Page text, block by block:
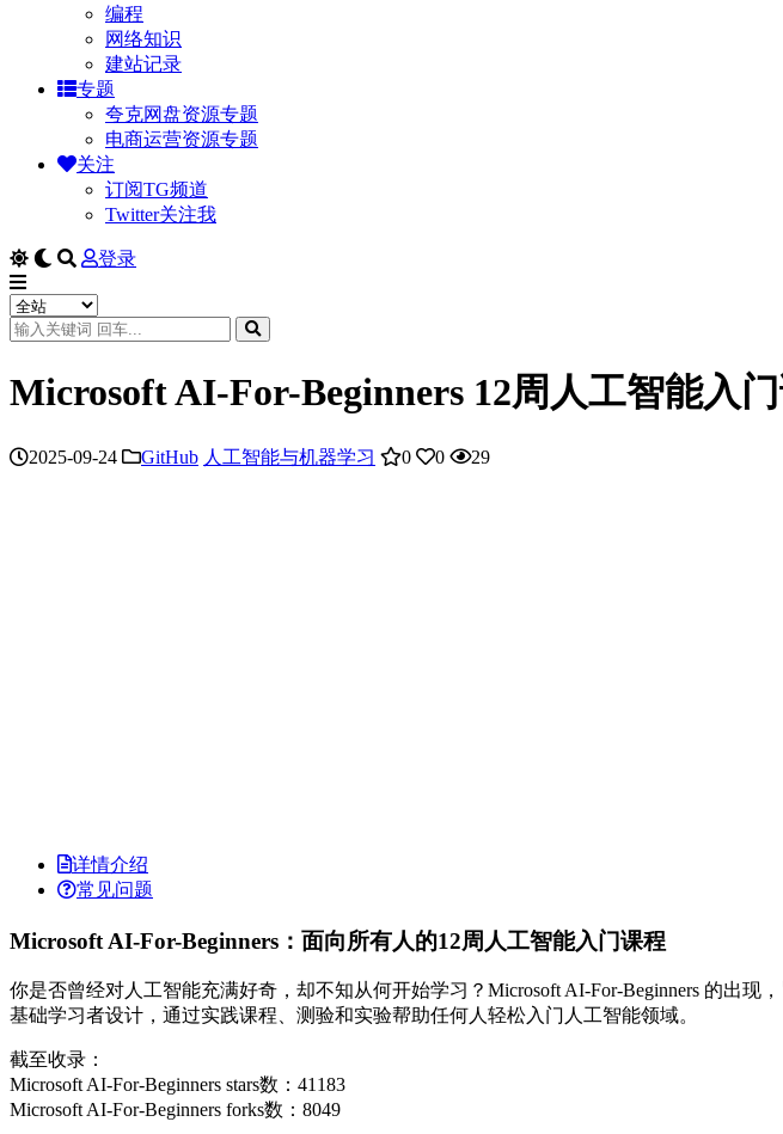
编程
网络知识
建站记录
专题
夸克网盘资源专题
电商运营资源专题
关注
订阅TG频道
Twitter关注我
登录
Microsoft AI-For-Beginners 12周人工智能入
2025-09-24 GitHub 人工智能与机器学习 0 0 29
详情介绍
常见问题
Microsoft AI-For-Beginners：面向所有人的12周人工智能入门课程
你是否曾经对人工智能充满好奇，却不知从何开始学习？Microsoft AI-For-Beginners 的出
基础学习者设计，通过实践课程、测验和实验帮助任何人轻松入门人工智能领域。
截至收录：
Microsoft AI-For-Beginners stars数：41183
Microsoft AI-For-Beginners forks数：8049